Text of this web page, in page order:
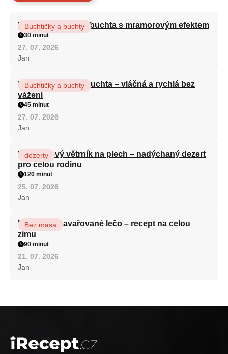
Vláčná olejová litá buchta s mramorovým efektem
Buchtičky a buchty
30 minut
27. 07. 2026
Jan
Hrnková maková buchta – vláčná a rychlá bez
vážení
Buchtičky a buchty
45 minut
27. 07. 2026
Jan
Karamelový větrník na plech – nadýchaný dezert
pro celou rodinu
dezerty
120 minut
25. 07. 2026
Jan
Babiččino zavařované lečo – recept na celou
zimu
Bez masa
90 minut
21. 07. 2026
Jan